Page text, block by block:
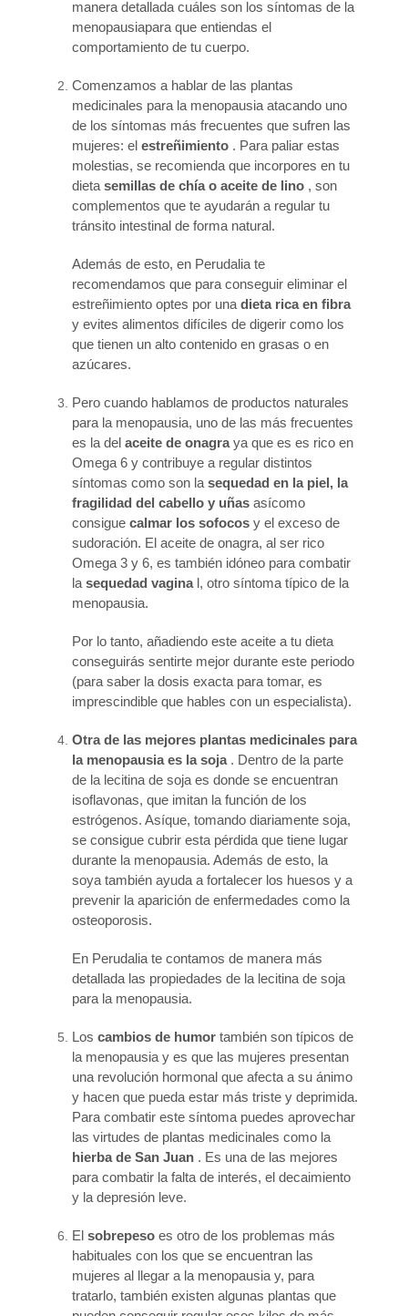
manera detallada cuáles son los síntomas de la
menopausiapara que entiendas el
comportamiento de tu cuerpo.
Comenzamos a hablar de las plantas
medicinales para la menopausia atacando uno
de los síntomas más frecuentes que sufren las
mujeres: el estreñimiento . Para paliar estas
molestias, se recomienda que incorpores en tu
dieta semillas de chía o aceite de lino , son
complementos que te ayudarán a regular tu
tránsito intestinal de forma natural.
Además de esto, en Perudalia te
recomendamos que para conseguir eliminar el
estreñimiento optes por una dieta rica en fibra
y evites alimentos difíciles de digerir como los
que tienen un alto contenido en grasas o en
azúcares.
Pero cuando hablamos de productos naturales
para la menopausia, uno de las más frecuentes
es la del aceite de onagraya que es es rico en
Omega 6 y contribuye a regular distintos
síntomas como son la sequedad en la piel, la
fragilidad del cabello y uñas asícomo
consigue calmar los sofocos y el exceso de
sudoración. El aceite de onagra, al ser rico
Omega 3 y 6, es también idóneo para combatir
la sequedad vaginal, otro síntoma típico de la
menopausia.
Por lo tanto, añadiendo este aceite a tu dieta
conseguirás sentirte mejor durante este periodo
(para saber la dosis exacta para tomar, es
imprescindible que hables con un especialista).
Otra de las mejores plantas medicinales para
la menopausia es la soja. Dentro de la parte
de la lecitina de soja es donde se encuentran
isoflavonas, que imitan la función de los
estrógenos. Asíque, tomando diariamente soja,
se consigue cubrir esta pérdida que tiene lugar
durante la menopausia. Además de esto, la
soya también ayuda a fortalecer los huesos y a
prevenir la aparición de enfermedades como la
osteoporosis.
En Perudalia te contamos de manera más
detallada las propiedades de la lecitina de soja
para la menopausia.
Los cambios de humor también son típicos de
la menopausia y es que las mujeres presentan
una revolución hormonal que afecta a su ánimo
y hacen que pueda estar más triste y deprimida.
Para combatir este síntoma puedes aprovechar
las virtudes de plantas medicinales como la
hierba de San Juan . Es una de las mejores
para combatir la falta de interés, el decaimiento
y la depresión leve.
El sobrepeso es otro de los problemas más
habituales con los que se encuentran las
mujeres al llegar a la menopausia y, para
tratarlo, también existen algunas plantas que